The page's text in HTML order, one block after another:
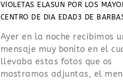
VIOLETAS ELASUN POR LOS
CENTRO DE DIA EDAD3 DE
Ayer en la noche recibimos
mensaje muy bonito en el
llevaba estas fotos que os
mostramos adjuntas, el